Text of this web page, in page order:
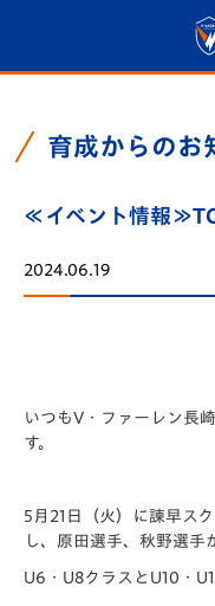
育成からのお
≪イベント情報
2024.06.19
いつもV・ファーレン長
す。
5月21日（火）に諫早ス
し、原田選手、秋野選手
U6・U8クラスとU10・